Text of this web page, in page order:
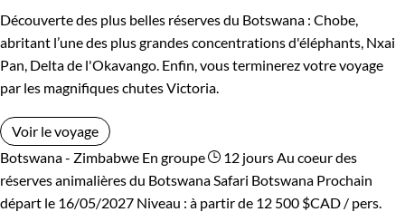
Découverte des plus belles réserves du Botswana : Chobe,
abritant l’une des plus grandes concentrations d'éléphants, Nxai
Pan, Delta de l'Okavango. Enfin, vous terminerez votre voyage
par les magnifiques chutes Victoria.
Voir le voyage
Botswana - Zimbabwe En groupe 12 jours Au coeur des
réserves animalières du Botswana Safari Botswana Prochain
départ le 16/05/2027 Niveau : à partir de 12 500 $CAD / pers.